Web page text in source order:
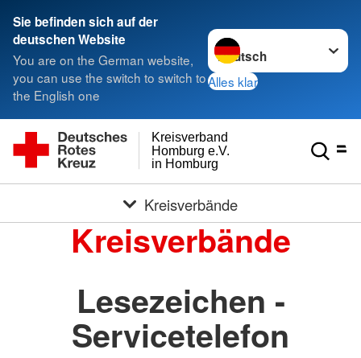
Sie befinden sich auf der
deutschen Website
You are on the German website,
you can use the switch to switch to
the English one
Sprache wechseln zu
Alles klar
in Homburg
Homburg e.V.
Kreisverband
Kreisverbände
Kreisverbände
Lesezeichen -
Servicetelefon